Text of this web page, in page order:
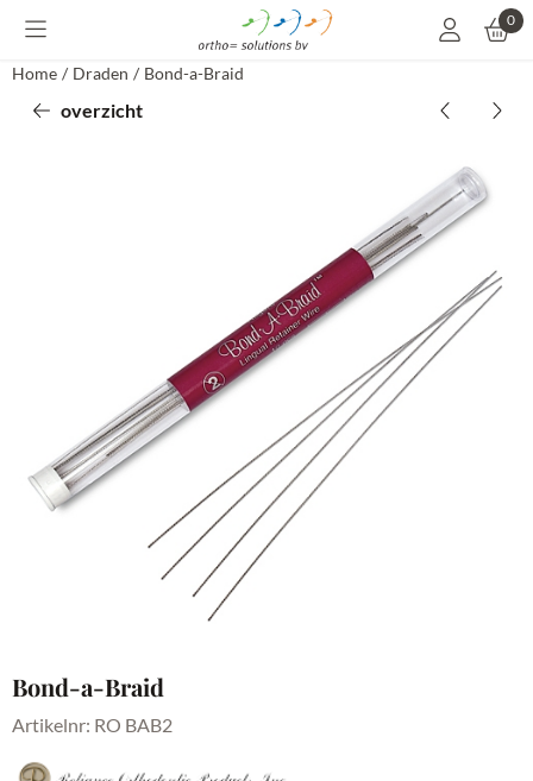
Cookievoorkeuren zijn momenteel gesloten. 0
Home / Draden / Bond-a-Braid
overzicht
Bond-a-Braid
Artikelnr: RO BAB2